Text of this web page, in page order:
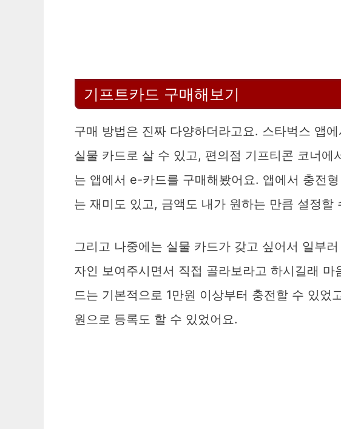
기프트카드 구매해보기
구매 방법은 진짜 다양하더라고요. 스타벅스 앱
실물 카드로 살 수 있고, 편의점 기프티콘 코너
는 앱에서 e-카드를 구매해봤어요. 앱에서 충전
는 재미도 있고, 금액도 내가 원하는 만큼 설정할
그리고 나중에는 실물 카드가 갖고 싶어서 일부
자인 보여주시면서 직접 골라보라고 하시길래
드는 기본적으로 1만원 이상부터 충전할 수 있었
원으로 등록도 할 수 있었어요.